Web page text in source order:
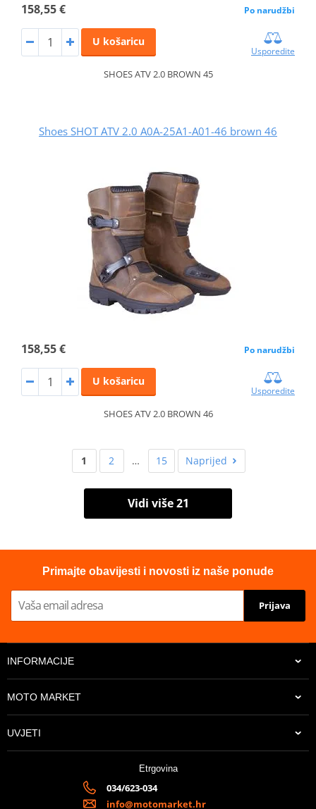
158,55 € Po narudžbi
U košaricu
Usporedite
SHOES ATV 2.0 BROWN 45
Shoes SHOT ATV 2.0 A0A-25A1-A01-46 brown 46
158,55 € Po narudžbi
U košaricu
Usporedite
SHOES ATV 2.0 BROWN 46
1 2 … 15 Naprijed
Vidi više 21
Primajte obavijesti i novosti iz naše ponude
Prijava
INFORMACIJE
MOTO MARKET
UVJETI
Etrgovina
034/623-034
info@motomarket.hr